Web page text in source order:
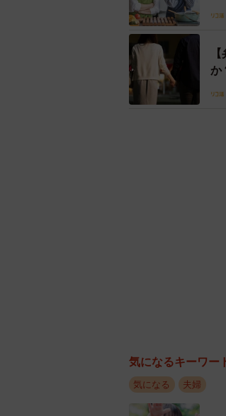
不倫の事実を相手
れるかもしれま
得ます。
しかし、その一方
犯罪リスクに要
感情に任せた報復
か
気になるキーワー
気になる 夫婦